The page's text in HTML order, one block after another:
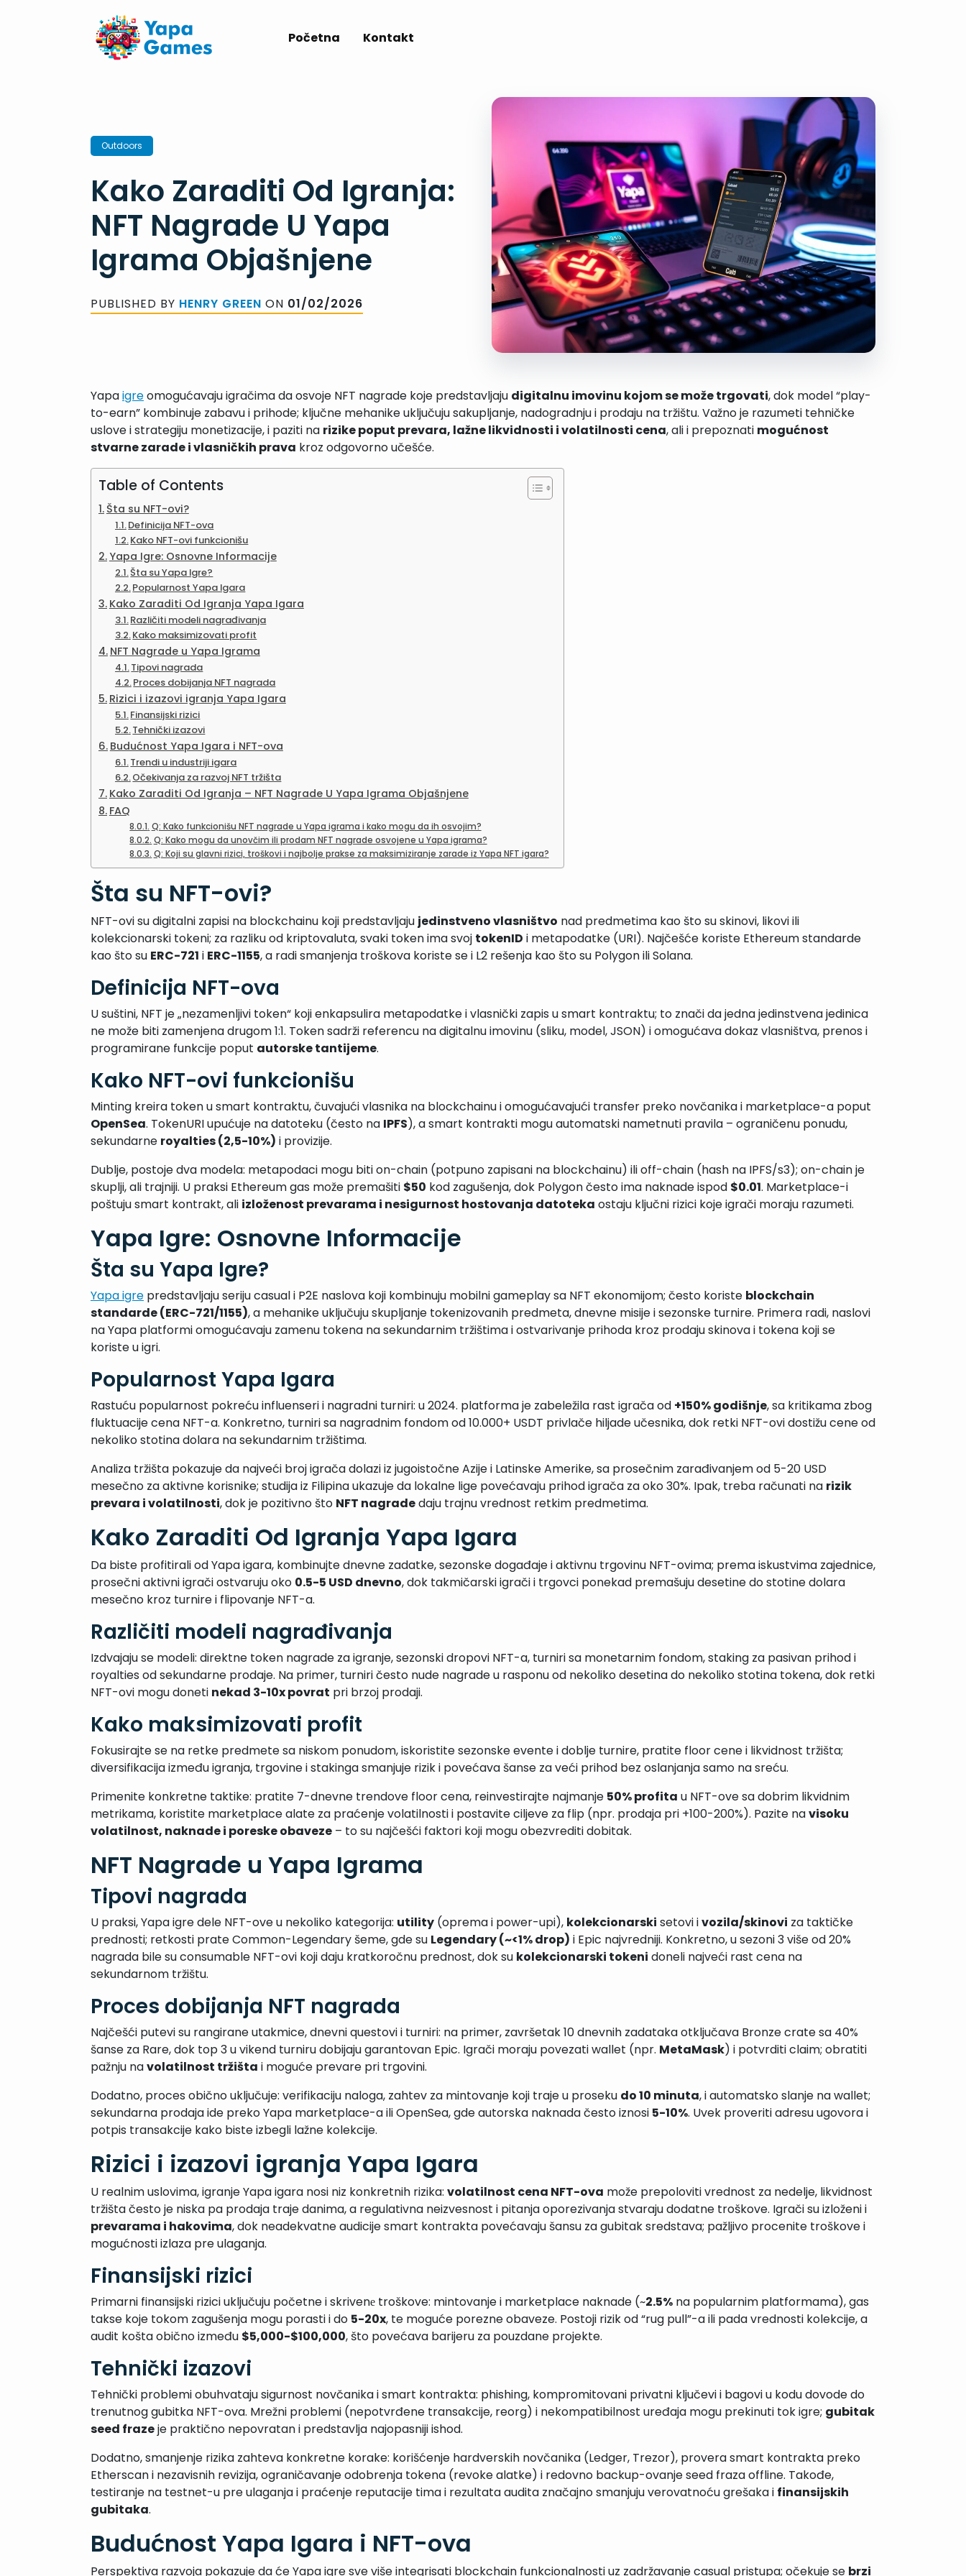
Početna Kontakt
Outdoors
Kako Zaraditi Od Igranja:
NFT Nagrade U Yapa
Igrama Objašnjene
PUBLISHED BY HENRY GREEN ON 01/02/2026
Yapaigreomogućavaju igračima da osvoje NFT nagrade koje predstavljaju digitalnu imovinu kojom se može trgovati, dok model “play-
to-earn” kombinuje zabavu i prihode; ključne mehanike uključuju sakupljanje, nadogradnju i prodaju na tržištu. Važno je razumeti tehničke
uslove i strategiju monetizacije, i paziti na rizike poput prevara, lažne likvidnosti i volatilnosti cena, ali i prepoznati mogućnost
stvarne zarade i vlasničkih prava kroz odgovorno učešće.
Table of Contents
Šta su NFT-ovi?
Definicija NFT-ova
Kako NFT-ovi funkcionišu
Yapa Igre: Osnovne Informacije
Šta su Yapa Igre?
Popularnost Yapa Igara
Kako Zaraditi Od Igranja Yapa Igara
Različiti modeli nagrađivanja
Kako maksimizovati profit
NFT Nagrade u Yapa Igrama
Tipovi nagrada
Proces dobijanja NFT nagrada
Rizici i izazovi igranja Yapa Igara
Finansijski rizici
Tehnički izazovi
Budućnost Yapa Igara i NFT-ova
Trendi u industriji igara
Očekivanja za razvoj NFT tržišta
Kako Zaraditi Od Igranja – NFT Nagrade U Yapa Igrama Objašnjene
FAQ
Q: Kako funkcionišu NFT nagrade u Yapa igrama i kako mogu da ih osvojim?
Q: Kako mogu da unovčim ili prodam NFT nagrade osvojene u Yapa igrama?
Q: Koji su glavni rizici, troškovi i najbolje prakse za maksimiziranje zarade iz Yapa NFT igara?
Šta su NFT-ovi?
NFT-ovi su digitalni zapisi na blockchainu koji predstavljaju jedinstveno vlasništvo nad predmetima kao što su skinovi, likovi ili
kolekcionarski tokeni; za razliku od kriptovaluta, svaki token ima svoj tokenID i metapodatke (URI). Najčešće koriste Ethereum standarde
kao što su ERC-721 i ERC-1155, a radi smanjenja troškova koriste se i L2 rešenja kao što su Polygon ili Solana.
Definicija NFT-ova
U suštini, NFT je „nezamenljivi token“ koji enkapsulira metapodatke i vlasnički zapis u smart kontraktu; to znači da jedna jedinstvena jedinica
ne može biti zamenjena drugom 1:1. Token sadrži referencu na digitalnu imovinu (sliku, model, JSON) i omogućava dokaz vlasništva, prenos i
programirane funkcije poput autorske tantijeme.
Kako NFT-ovi funkcionišu
Minting kreira token u smart kontraktu, čuvajući vlasnika na blockchainu i omogućavajući transfer preko novčanika i marketplace-a poput
OpenSea. TokenURI upućuje na datoteku (često na IPFS), a smart kontrakti mogu automatski nametnuti pravila – ograničenu ponudu,
sekundarne royalties (2,5-10%) i provizije.
Dublje, postoje dva modela: metapodaci mogu biti on-chain (potpuno zapisani na blockchainu) ili off-chain (hash na IPFS/s3); on-chain je
skuplji, ali trajniji. U praksi Ethereum gas može premašiti $50 kod zagušenja, dok Polygon često ima naknade ispod $0.01. Marketplace-i
poštuju smart kontrakt, ali izloženost prevarama i nesigurnost hostovanja datoteka ostaju ključni rizici koje igrači moraju razumeti.
Yapa Igre: Osnovne Informacije
Šta su Yapa Igre?
Yapa igre predstavljaju seriju casual i P2E naslova koji kombinuju mobilni gameplay sa NFT ekonomijom; često koriste blockchain
standarde (ERC-721/1155), a mehanike uključuju skupljanje tokenizovanih predmeta, dnevne misije i sezonske turnire. Primera radi, naslovi
na Yapa platformi omogućavaju zamenu tokena na sekundarnim tržištima i ostvarivanje prihoda kroz prodaju skinova i tokena koji se
koriste u igri.
Popularnost Yapa Igara
Rastuću popularnost pokreću influenseri i nagradni turniri: u 2024. platforma je zabeležila rast igrača od +150% godišnje, sa kritikama zbog
fluktuacije cena NFT-a. Konkretno, turniri sa nagradnim fondom od 10.000+ USDT privlače hiljade učesnika, dok retki NFT-ovi dostižu cene od
nekoliko stotina dolara na sekundarnim tržištima.
Analiza tržišta pokazuje da najveći broj igrača dolazi iz jugoistočne Azije i Latinske Amerike, sa prosečnim zarađivanjem od 5-20 USD
mesečno za aktivne korisnike; studija iz Filipina ukazuje da lokalne lige povećavaju prihod igrača za oko 30%. Ipak, treba računati na rizik
prevara i volatilnosti, dok je pozitivno što NFT nagradedaju trajnu vrednost retkim predmetima.
Kako Zaraditi Od Igranja Yapa Igara
Da biste profitirali od Yapa igara, kombinujte dnevne zadatke, sezonske događaje i aktivnu trgovinu NFT-ovima; prema iskustvima zajednice,
prosečni aktivni igrači ostvaruju oko 0.5-5 USD dnevno, dok takmičarski igrači i trgovci ponekad premašuju desetine do stotine dolara
mesečno kroz turnire i flipovanje NFT-a.
Različiti modeli nagrađivanja
Izdvajaju se modeli: direktne token nagrade za igranje, sezonski dropovi NFT-a, turniri sa monetarnim fondom, staking za pasivan prihod i
royalties od sekundarne prodaje. Na primer, turniri često nude nagrade u rasponu od nekoliko desetina do nekoliko stotina tokena, dok retki
NFT-ovi mogu doneti nekad 3-10x povrat pri brzoj prodaji.
Kako maksimizovati profit
Fokusirajte se na retke predmete sa niskom ponudom, iskoristite sezonske evente i doblje turnire, pratite floor cene i likvidnost tržišta;
diversifikacija između igranja, trgovine i stakinga smanjuje rizik i povećava šanse za veći prihod bez oslanjanja samo na sreću.
Primenite konkretne taktike: pratite 7-dnevne trendove floor cena, reinvestirajte najmanje 50% profita u NFT-ove sa dobrim likvidnim
metrikama, koristite marketplace alate za praćenje volatilnosti i postavite ciljeve za flip (npr. prodaja pri +100-200%). Pazite navisoku
volatilnost, naknade i poreske obaveze – to su najčešći faktori koji mogu obezvrediti dobitak.
NFT Nagrade u Yapa Igrama
Tipovi nagrada
U praksi, Yapa igre dele NFT-ove u nekoliko kategorija: utility (oprema i power-upi), kolekcionarski setovi ivozila/skinovi za taktičke
prednosti; retkosti prate Common-Legendary šeme, gde su Legendary (~<1% drop) i Epic najvredniji. Konkretno, u sezoni 3 više od 20%
nagrada bile su consumable NFT-ovi koji daju kratkoročnu prednost, dok su kolekcionarski tokeni doneli najveći rast cena na
sekundarnom tržištu.
Proces dobijanja NFT nagrada
Najčešći putevi su rangirane utakmice, dnevni questovi i turniri: na primer, završetak 10 dnevnih zadataka otključava Bronze crate sa 40%
šanse za Rare, dok top 3 u vikend turniru dobijaju garantovan Epic. Igrači moraju povezati wallet (npr. MetaMask) i potvrditi claim; obratiti
pažnju navolatilnost tržišta i moguće prevare pri trgovini.
Dodatno, proces obično uključuje: verifikaciju naloga, zahtev za mintovanje koji traje u proseku do 10 minuta, i automatsko slanje na wallet;
sekundarna prodaja ide preko Yapa marketplace-a ili OpenSea, gde autorska naknada često iznosi 5-10%. Uvek proveriti adresu ugovora i
potpis transakcije kako biste izbegli lažne kolekcije.
Rizici i izazovi igranja Yapa Igara
U realnim uslovima, igranje Yapa igara nosi niz konkretnih rizika: volatilnost cena NFT-ova može prepoloviti vrednost za nedelje, likvidnost
tržišta često je niska pa prodaja traje danima, a regulativna neizvesnost i pitanja oporezivanja stvaraju dodatne troškove. Igrači su izloženi i
prevarama i hakovima, dok neadekvatne audicije smart kontrakta povećavaju šansu za gubitak sredstava; pažljivo procenite troškove i
mogućnosti izlaza pre ulaganja.
Finansijski rizici
Primarni finansijski rizici uključuju početne i skrivenе troškove: mintovanje i marketplace naknade (~2.5% na popularnim platformama), gas
takse koje tokom zagušenja mogu porasti i do 5-20x, te moguće porezne obaveze. Postoji rizik od “rug pull”-a ili pada vrednosti kolekcije, a
audit košta obično između $5,000-$100,000, što povećava barijeru za pouzdane projekte.
Tehnički izazovi
Tehnički problemi obuhvataju sigurnost novčanika i smart kontrakta: phishing, kompromitovani privatni ključevi i bagovi u kodu dovode do
trenutnog gubitka NFT-ova. Mrežni problemi (nepotvrđene transakcije, reorg) i nekompatibilnost uređaja mogu prekinuti tok igre; gubitak
seed frazeje praktično nepovratan i predstavlja najopasniji ishod.
Dodatno, smanjenje rizika zahteva konkretne korake: korišćenje hardverskih novčanika (Ledger, Trezor), provera smart kontrakta preko
Etherscan i nezavisnih revizija, ograničavanje odobrenja tokena (revoke alatke) i redovno backup-ovanje seed fraza offline. Takođe,
testiranje na testnet-u pre ulaganja i praćenje reputacije tima i rezultata audita značajno smanjuju verovatnoću grešaka i finansijskih
gubitaka.
Budućnost Yapa Igara i NFT-ova
Perspektiva razvoja pokazuje da će Yapa igre sve više integri­sati blockchain funkcionalnosti uz zadržavanje casual pristupa; očekuje se brzi